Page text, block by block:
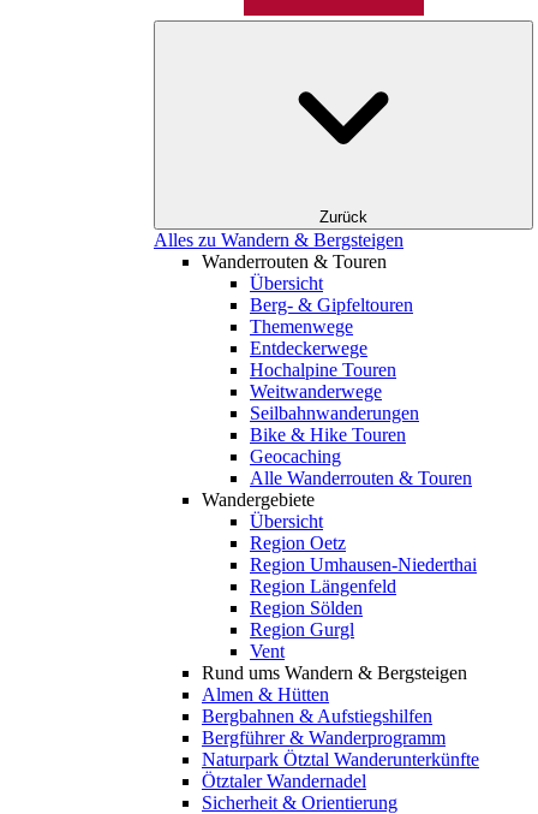
Zurück
Alles zu Wandern & Bergsteigen
Wanderrouten & Touren
Übersicht
Berg- & Gipfeltouren
Themenwege
Entdeckerwege
Hochalpine Touren
Weitwanderwege
Seilbahnwanderungen
Bike & Hike Touren
Geocaching
Alle Wanderrouten & Touren
Wandergebiete
Übersicht
Region Oetz
Region Umhausen-Niederthai
Region Längenfeld
Region Sölden
Region Gurgl
Vent
Rund ums Wandern & Bergsteigen
Almen & Hütten
Bergbahnen & Aufstiegshilfen
Bergführer & Wanderprogramm
Naturpark Ötztal Wanderunterkünfte
Ötztaler Wandernadel
Sicherheit & Orientierung